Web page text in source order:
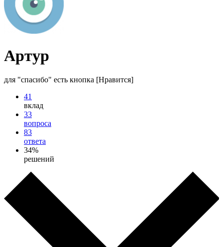
Артур
для "спасибо" есть кнопка [Нравится]
41
вклад
33
вопроса
83
ответа
34%
решений